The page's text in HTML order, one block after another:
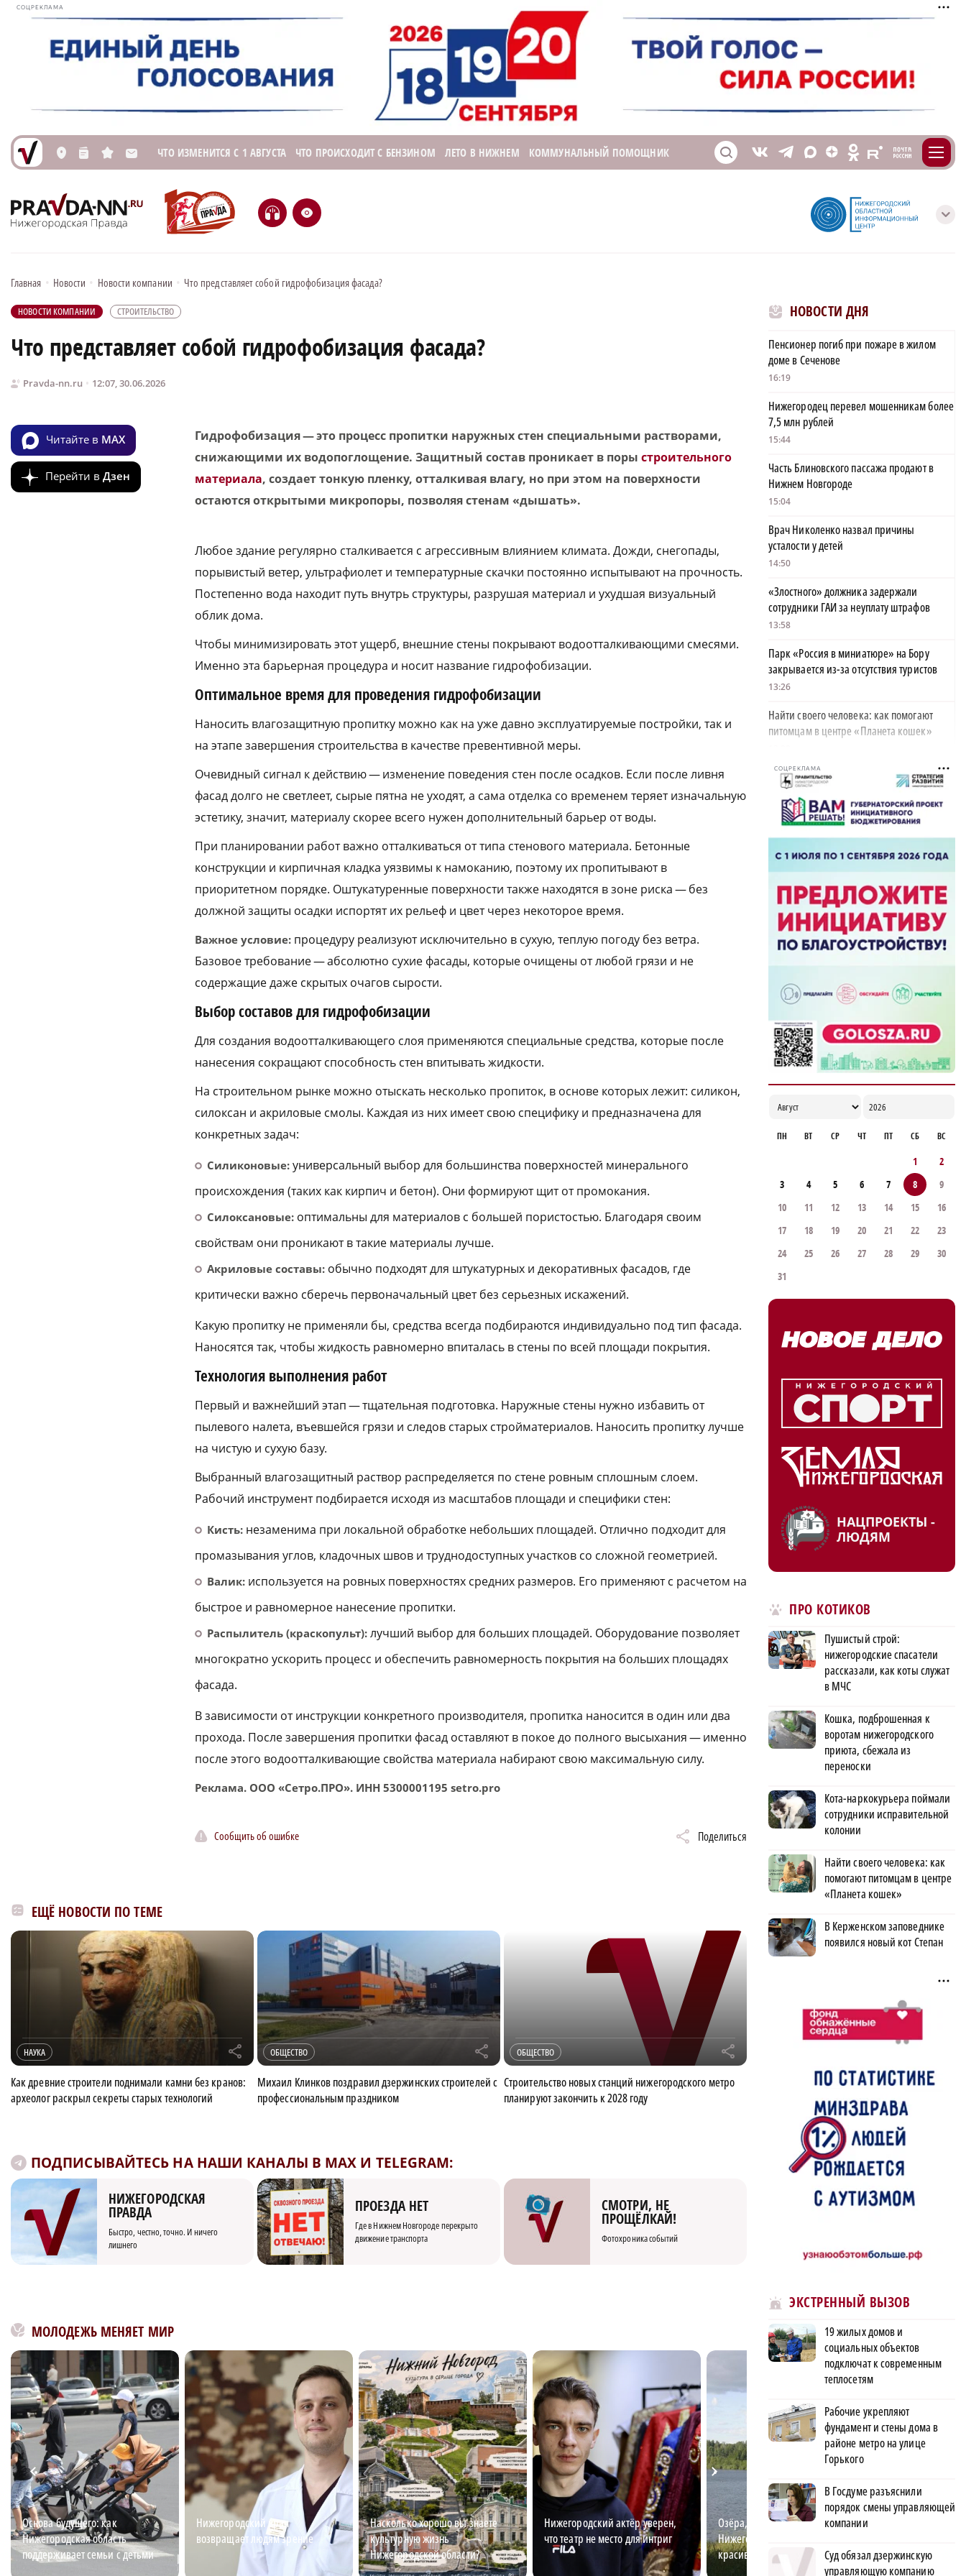
СОЦРЕКЛАМА
L n s M ЧТО ИЗМЕНИТСЯ С 1 АВГУСТА ЧТО ПРОИСХОДИТ С БЕНЗИНОМ ЛЕТО В НИЖНЕМ КОММУНАЛЬНЫЙ ПОМОЩНИК S V T X Z O E m
H e с
Главная • Новости • Новости компании • Что представляет собой гидрофобизация фасада?
НОВОСТИ КОМПАНИИ СТРОИТЕЛЬСТВО
Что представляет собой гидрофобизация фасада?
Pravda-nn.ru 12:07, 30.06.2026
Читайте в MAX
Перейти в Дзен
Гидрофобизация — это процесс пропитки наружных стен специальными растворами,
снижающими их водопоглощение. Защитный состав проникает в поры строительного
материала, создает тонкую пленку, отталкивая влагу, но при этом на поверхности
остаются открытыми микропоры, позволяя стенам «дышать».
Любое здание регулярно сталкивается с агрессивным влиянием климата. Дожди, снегопады,
порывистый ветер, ультрафиолет и температурные скачки постоянно испытывают на прочность.
Постепенно вода находит путь внутрь структуры, разрушая материал и ухудшая визуальный
облик дома.
Чтобы минимизировать этот ущерб, внешние стены покрывают водоотталкивающими смесями.
Именно эта барьерная процедура и носит название гидрофобизации.
Оптимальное время для проведения гидрофобизации
Наносить влагозащитную пропитку можно как на уже давно эксплуатируемые постройки, так и
на этапе завершения строительства в качестве превентивной меры.
Очевидный сигнал к действию — изменение поведения стен после осадков. Если после ливня
фасад долго не светлеет, сырые пятна не уходят, а сама отделка со временем теряет изначальную
эстетику, значит, материалу скорее всего нужен дополнительный барьер от воды.
При планировании работ важно отталкиваться от типа стенового материала. Бетонные
конструкции и кирпичная кладка уязвимы к намоканию, поэтому их пропитывают в
приоритетном порядке. Оштукатуренные поверхности также находятся в зоне риска — без
должной защиты осадки испортят их рельеф и цвет через некоторое время.
Важное условие: процедуру реализуют исключительно в сухую, теплую погоду без ветра.
Базовое требование — абсолютно сухие фасады, которые очищены от любой грязи и не
содержащие даже скрытых очагов сырости.
Выбор составов для гидрофобизации
Для создания водоотталкивающего слоя применяются специальные средства, которые после
нанесения сокращают способность стен впитывать жидкости.
На строительном рынке можно отыскать несколько пропиток, в основе которых лежит: силикон,
силоксан и акриловые смолы. Каждая из них имеет свою специфику и предназначена для
конкретных задач:
Силиконовые: универсальный выбор для большинства поверхностей минерального
происхождения (таких как кирпич и бетон). Они формируют щит от промокания.
Силоксановые: оптимальны для материалов с большей пористостью. Благодаря своим
свойствам они проникают в такие материалы лучше.
Акриловые составы: обычно подходят для штукатурных и декоративных фасадов, где
критически важно сберечь первоначальный цвет без серьезных искажений.
Какую пропитку не применяли бы, средства всегда подбираются индивидуально под тип фасада.
Наносятся так, чтобы жидкость равномерно впиталась в стены по всей площади покрытия.
Технология выполнения работ
Первый и важнейший этап — тщательная подготовка. Наружные стены нужно избавить от
пылевого налета, въевшейся грязи и следов старых стройматериалов. Наносить пропитку лучше
на чистую и сухую базу.
Выбранный влагозащитный раствор распределяется по стене ровным сплошным слоем.
Рабочий инструмент подбирается исходя из масштабов площади и специфики стен:
Кисть: незаменима при локальной обработке небольших площадей. Отлично подходит для
промазывания углов, кладочных швов и труднодоступных участков со сложной геометрией.
Валик: используется на ровных поверхностях средних размеров. Его применяют с расчетом на
быстрое и равномерное нанесение пропитки.
Распылитель (краскопульт): лучший выбор для больших площадей. Оборудование позволяет
многократно ускорить процесс и обеспечить равномерность покрытия на больших площадях
фасада.
В зависимости от инструкции конкретного производителя, пропитка наносится в один или два
прохода. После завершения пропитки фасад оставляют в покое до полного высыхания — именно
после этого водоотталкивающие свойства материала набирают свою максимальную силу.
Реклама. ООО «Сетро.ПРО». ИНН 5300001195 setro.pro
Сообщить об ошибке Поделиться
ЕЩЁ НОВОСТИ ПО ТЕМЕ
НАУКА r
Как древние строители поднимали камни без кранов:
археолог раскрыл секреты старых технологий
ОБЩЕСТВО r
Михаил Клинков поздравил дзержинских строителей с
профессиональным праздником
ОБЩЕСТВО r
Строительство новых станций нижегородского метро
планируют закончить к 2028 году
ПОДПИСЫВАЙТЕСЬ НА НАШИ КАНАЛЫ В MAX И TELEGRAM:
НИЖЕГОРОДСКАЯ
ПРАВДА
Быстро, честно, точно. И ничего
лишнего
ПРОЕЗДА НЕТ
Где в Нижнем Новгороде перекрыто
движение транспорта
СМОТРИ, НЕ
ПРОЩЁЛКАЙ!
Фотохроника событий
МОЛОДЕЖЬ МЕНЯЕТ МИР
Основа будущего: как
Нижегородская область
поддерживает семьи с детьми
Нижегородский врач
возвращает людям зрение
Насколько хорошо вы знаете
культурную жизнь
Нижегородской области?
Нижегородский актёр уверен,
что театр не место для интриг
Озёра, заповедники и леса
Нижегородской области: самые
красивые места и маршруты
возможности
НОВОСТИ ДНЯ
Пенсионер погиб при пожаре в жилом
доме в Сеченове
16:19
Нижегородец перевел мошенникам более
7,5 млн рублей
15:44
Часть Блиновского пассажа продают в
Нижнем Новгороде
15:04
Врач Николенко назвал причины
усталости у детей
14:50
«Злостного» должника задержали
сотрудники ГАИ за неуплату штрафов
13:58
Парк «Россия в миниатюре» на Бору
закрывается из-за отсутствия туристов
13:26
Найти своего человека: как помогают
питомцам в центре «Планета кошек»
У нижегородских абитуриентов стали
популярны инженерные направления
12:48
Как помощь людям стала главным делом
жизни для нижегородской студентки
12:47
Объявлена программа празднования 805-
летия Нижнего Новгорода
11:56
СОЦРЕКЛАМА
ПН ВТ СР ЧТ ПТ СБ ВС
1
2
3
4 5 6 7 8
9
10
11 12 13 14 15
16
17
18 19 20 21 22
23
24
25 26 27 28 29
30
31
НАЦПРОЕКТЫ -
ЛЮДЯМ
ПРО КОТИКОВ
Пушистый строй:
нижегородские спасатели
рассказали, как коты служат
в МЧС
Кошка, подброшенная к
воротам нижегородского
приюта, сбежала из
переноски
Кота-наркокурьера поймали
сотрудники исправительной
колонии
Найти своего человека: как
помогают питомцам в центре
«Планета кошек»
В Керженском заповеднике
появился новый кот Степан
ЭКСТРЕННЫЙ ВЫЗОВ
19 жилых домов и
социальных объектов
подключат к современным
теплосетям
Рабочие укрепляют
фундамент и стены дома в
районе метро на улице
Горького
В Госдуме разъяснили
порядок смены управляющей
компании
Суд обязал дзержинскую
управляющую компанию